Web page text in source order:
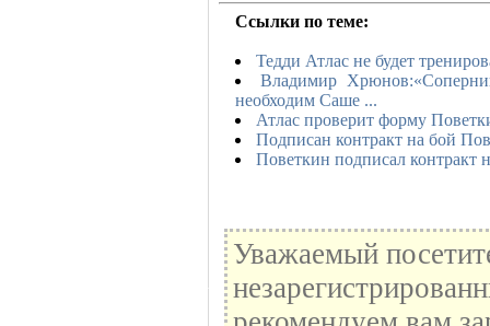
Ссылки по теме:
Тедди Атлас не будет
Владимир
необходим Саше ...
Атлас проверит форму
Подписан контракт на бой
Поветкин подписал контракт
Уважаемый